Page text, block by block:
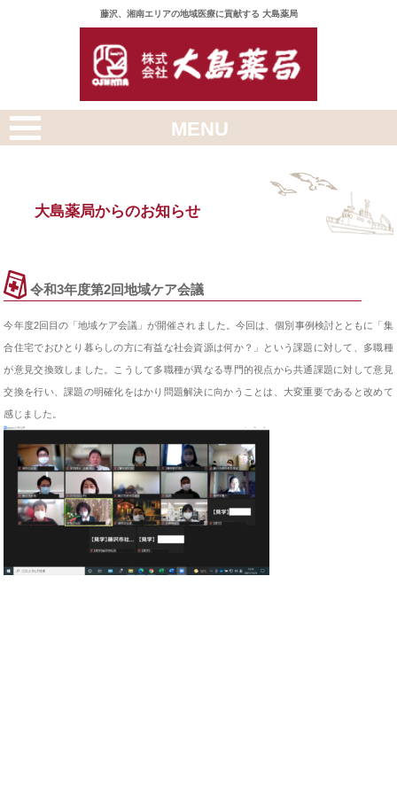
藤沢、湘南エリアの地域医療に貢献する 大島薬局
MENU
店舗案内
健康Q&A
大島薬局からのお知らせ
令和3年度第2回地域ケア会議
今年度2回目の「地域ケア会議」が開催されました。今回は、個別事例検討とともに「集
合住宅でおひとり暮らしの方に有益な社会資源は何か？」という課題に対して、多職種
が意見交換致しました。こうして多職種が異なる専門的視点から共通課題に対して意見
交換を行い、課題の明確化をはかり問題解決に向かうことは、大変重要であると改めて
感じました。